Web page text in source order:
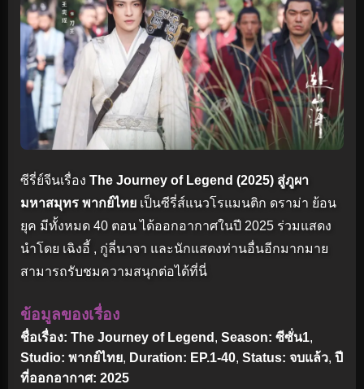
ซีรี่ย์จีนเรื่อง The Journey of Legend (2025) สู่ภูผา
มหาสมุทร พากย์ไทย เป็นซีรี่ส์แนวโรแมนติก ดราม่า ย้อน
ยุค มีทั้งหมด 40 ตอน ได้ออกอากาศในปี 2025 ร่วมแสดง
นำโดย เฉิงอี้ , กู่ลี่นาจา และนักแสดงท่านอื่นอีกมากมาย
สามารถรับชมความสนุกต่อได้ที่นี่
ข้อมูลของเรื่อง
ชื่อเรื่อง: The Journey of Legend , Season: ซีซั่น1,
Studio: พากย์ไทย, Duration: EP.1-40, Status: จบแล้ว, ปี
ที่ออกอากาศ: 2025